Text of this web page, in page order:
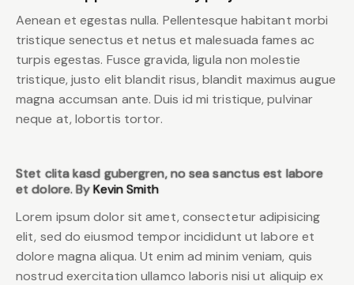
Aenean et egestas nulla. Pellentesque habitant morbi
tristique senectus et netus et malesuada fames ac
turpis egestas. Fusce gravida, ligula non molestie
tristique, justo elit blandit risus, blandit maximus augue
magna accumsan ante. Duis id mi tristique, pulvinar
neque at, lobortis tortor.
Stet clita kasd gubergren, no sea sanctus est labore
et dolore. ByKevin Smith
Lorem ipsum dolor sit amet, consectetur adipisicing
elit, sed do eiusmod tempor incididunt ut labore et
dolore magna aliqua. Ut enim ad minim veniam, quis
nostrud exercitation ullamco laboris nisi ut aliquip ex